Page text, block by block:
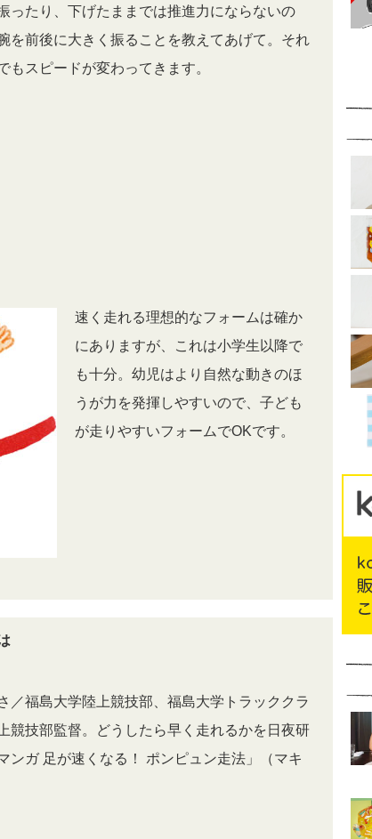
ったり、下げたままでは推進力にならないの
を前後に大きく振ることを教えてあげて。それ
もスピードが変わってきます。
速く走れる理想的なフォームは確か
にありますが、これは小学生以降で
も十分。幼児はより自然な動きのほ
うが力を発揮しやすいので、子ども
が走りやすいフォームでOKです。
／福島大学陸上競技部、福島大学トラッククラ
競技部監督。どうしたら早く走れるかを日夜研
ンガ 足が速くなる！ ポンピュン走法」（マキ